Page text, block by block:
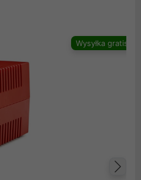
Wysyłka gratis